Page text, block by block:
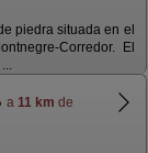
piedra situada en el
Corredor. El
a 11 km de